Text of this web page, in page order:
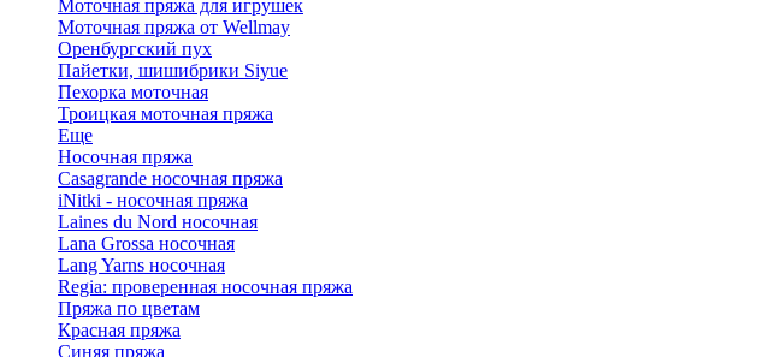
Моточная пряжа для игрушек
Моточная пряжа от Wellmay
Оренбургский пух
Пайетки, шишибрики Siyue
Пехорка моточная
Троицкая моточная пряжа
Еще
Носочная пряжа
Casagrande носочная пряжа
iNitki - носочная пряжа
Laines du Nord носочная
Lana Grossa носочная
Lang Yarns носочная
Regia: проверенная носочная пряжа
Пряжа по цветам
Красная пряжа
Синяя пряжа